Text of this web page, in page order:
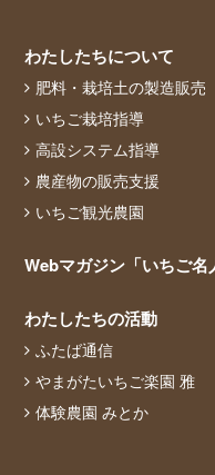
わたしたちについて
肥料・栽培土の製造販売
いちご栽培指導
高設システム指導
農産物の販売支援
いちご観光農園
Webマガジン「いちご名
わたしたちの活動
ふたば通信
やまがたいちご楽園 雅
体験農園 みとか